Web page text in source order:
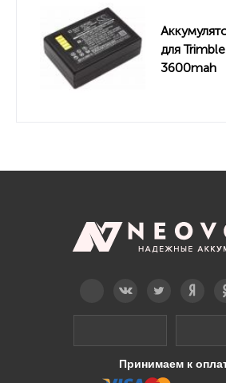
для
3600mah
Принимаем к